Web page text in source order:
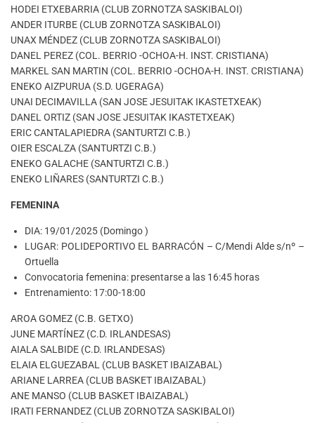
HODEI ETXEBARRIA (CLUB ZORNOTZA SASKIBALOI)
ANDER ITURBE (CLUB ZORNOTZA SASKIBALOI)
UNAX MÉNDEZ (CLUB ZORNOTZA SASKIBALOI)
DANEL PEREZ (COL. BERRIO -OCHOA-H. INST. CRISTIANA)
MARKEL SAN MARTIN (COL. BERRIO -OCHOA-H. INST. CRISTIANA)
ENEKO AIZPURUA (S.D. UGERAGA)
UNAI DECIMAVILLA (SAN JOSE JESUITAK IKASTETXEAK)
DANEL ORTIZ (SAN JOSE JESUITAK IKASTETXEAK)
ERIC CANTALAPIEDRA (SANTURTZI C.B.)
OIER ESCALZA (SANTURTZI C.B.)
ENEKO GALACHE (SANTURTZI C.B.)
ENEKO LIÑARES (SANTURTZI C.B.)
FEMENINA
DIA: 19/01/2025 (Domingo )
LUGAR: POLIDEPORTIVO EL BARRACÓN – C/Mendi Alde s/nº –
Ortuella
Convocatoria femenina: presentarse a las 16:45 horas
Entrenamiento: 17:00-18:00
AROA GOMEZ (C.B. GETXO)
JUNE MARTÍNEZ (C.D. IRLANDESAS)
AIALA SALBIDE (C.D. IRLANDESAS)
ELAIA ELGUEZABAL (CLUB BASKET IBAIZABAL)
ARIANE LARREA (CLUB BASKET IBAIZABAL)
ANE MANSO (CLUB BASKET IBAIZABAL)
IRATI FERNANDEZ (CLUB ZORNOTZA SASKIBALOI)